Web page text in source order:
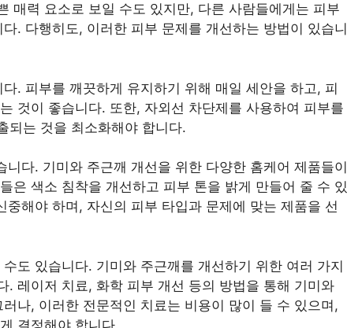
매력 요소로 보일 수도 있지만, 다른 사람들에게는 피부
. 다행히도, 이러한 피부 문제를 개선하는 방법이 있습니
. 피부를 깨끗하게 유지하기 위해 매일 세안을 하고, 피
것이 좋습니다. 또한, 자외선 차단제를 사용하여 피부를
되는 것을 최소화해야 합니다.
다. 기미와 주근깨 개선을 위한 다양한 홈케어 제품들이
은 색소 침착을 개선하고 피부 톤을 밝게 만들어 줄 수 있
해야 하며, 자신의 피부 타입과 문제에 맞는 제품을 선
도 있습니다. 기미와 주근깨를 개선하기 위한 여러 가지
. 레이저 치료, 화학 피부 개선 등의 방법을 통해 기미와
나, 이러한 전문적인 치료는 비용이 많이 들 수 있으며,
결정해야 합니다.